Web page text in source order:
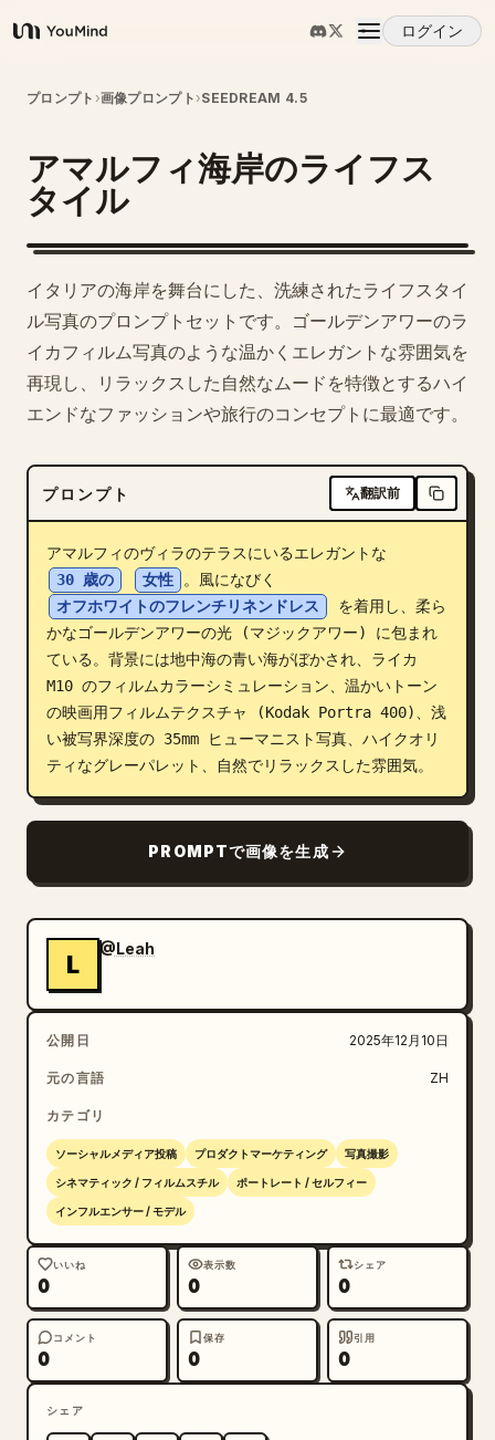
YouMind
ログイン
概要
ユースケース
スキル
プロンプト
料金
ブログ
更新情報
プロンプト ›画像プロンプト ›SEEDREAM 4.5
アマルフィ海岸のライフス
タイル
イタリアの海岸を舞台にした、洗練されたライフスタイ
ル写真のプロンプトセットです。ゴールデンアワーのラ
イカフィルム写真のような温かくエレガントな雰囲気を
再現し、リラックスした自然なムードを特徴とするハイ
エンドなファッションや旅行のコンセプトに最適です。
プロンプト 翻訳前
アマルフィのヴィラのテラスにいるエレガントな
30 歳の
女性
。風になびく
オフホワイトのフレンチリネンドレス
を着用し、柔ら
かなゴールデンアワーの光 (マジックアワー) に包まれ
ている。背景には地中海の青い海がぼかされ、ライカ
M10 のフィルムカラーシミュレーション、温かいトーン
の映画用フィルムテクスチャ (Kodak Portra 400)、浅
い被写界深度の 35mm ヒューマニスト写真、ハイクオリ
ティなグレーパレット、自然でリラックスした雰囲気。
PROMPTで画像を生成
L
@Leah
公開日 2025年12月10日
元の言語 ZH
カテゴリ
ソーシャルメディア投稿 プロダクトマーケティング 写真撮影
シネマティック / フィルムスチル ポートレート / セルフィー
インフルエンサー / モデル
いいね
0
表示数
0
シェア
0
コメント
0
保存
0
引用
0
シェア